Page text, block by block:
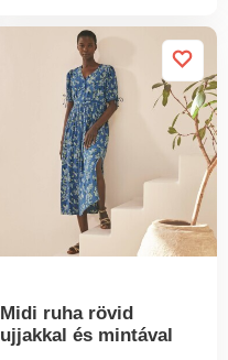
megköthessék a
testhezálló hatásért.
Mély oldalsó hasítékok.
Szélesített alsó szegély.
Légáteresztő viszkózból
készült. Mosógépben
mosható.
Midi ruha rövid
ujjakkal és mintával